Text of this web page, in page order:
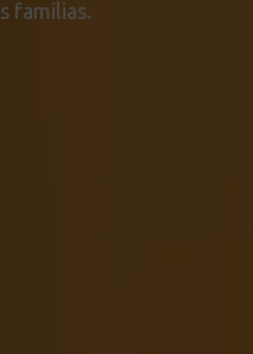
familias.